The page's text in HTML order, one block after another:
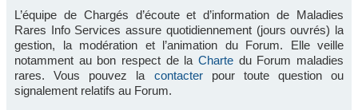
L’équipe de Chargés d’écoute et d’information de Maladies
Rares Info Services assure quotidiennement (jours ouvrés) la
gestion, la modération et l’animation du Forum. Elle veille
notamment au bon respect de la Charte du Forum maladies
rares. Vous pouvez la contacterpour toute question ou
signalement relatifs au Forum.